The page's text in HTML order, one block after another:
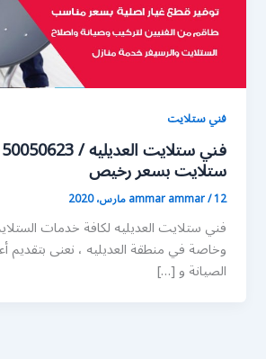
فني ستلايت
ستلايت بسعر رخيص
ammar ammar/12 مارس، 2020
فني ستلايت العديليه لكافة خدمات
وخاصة في منطقة العديليه ، نعنى بتقديم
الصيانة و […]